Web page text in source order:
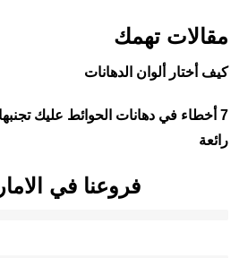
مقالات تهمك
كيف أختار ألوان الدهانات
7 أخطاء في دهانات الحوائط عليك
رائعة
فروعنا في